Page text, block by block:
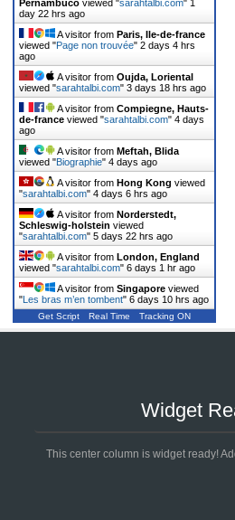
Pernambuco viewed "sarahtalbi.com" 1
day 22 hrs ago
A visitor from Paris, Ile-de-france
viewed "Page non trouvée" 2 days 4 hrs
ago
A visitor from Oujda, Loriental
viewed "sarahtalbi.com" 3 days 18 hrs ago
A visitor from Compiegne, Hauts-
de-france viewed "sarahtalbi.com" 4 days
ago
A visitor from Meftah, Blida
viewed "Biographie" 4 days ago
A visitor from Hong Kong viewed
"sarahtalbi.com" 4 days 6 hrs ago
A visitor from Norderstedt,
Schleswig-holstein viewed
"sarahtalbi.com" 5 days 22 hrs ago
A visitor from London, England
viewed "sarahtalbi.com" 6 days 1 hr ago
A visitor from Singapore viewed
" Les bras m’en tombent" 6 days 10 hrs ago
Get Script Real Time Tracking ON
Widget
This center column is widget ready!